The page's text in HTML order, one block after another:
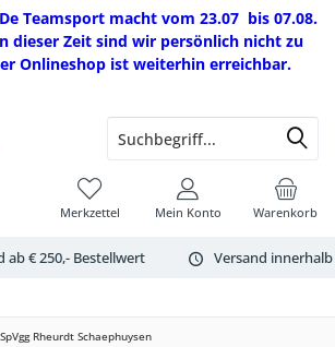
Teamsport macht vom 23.07 bis 07.08.
dieser Zeit sind wir persönlich nicht zu
Onlineshop ist weiterhin erreichbar.
ab € 250,- Bestellwert Versand
Warenkorb
Merkzettel Mein Konto
SpVgg Rheurdt Schaephuysen